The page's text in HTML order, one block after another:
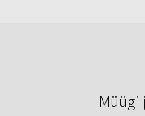
Müügi